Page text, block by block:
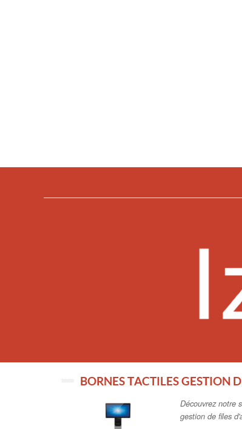
BORNES TACTILES GESTION
Découvrez notre
gestion de files